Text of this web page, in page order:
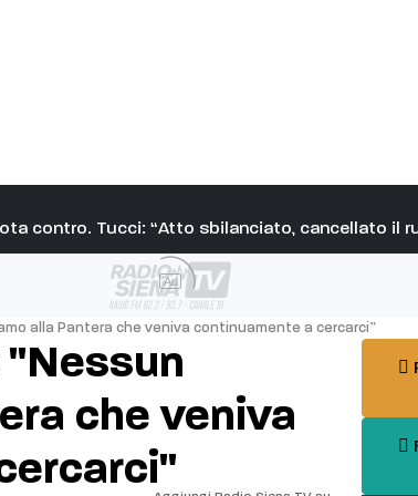
contro. Tucci: “Atto sbilanciato, cancellato il
Ad
alla Pantera che veniva continuamente a cercarci”
"Nessun
che veniva